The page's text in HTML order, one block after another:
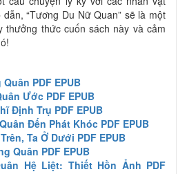
“Tương Du Nữ Quan” sẽ là một
thưởng thức cuốn sách này và cảm
PDF EPUB
Ước PDF EPUB
Định Trụ PDF EPUB
Đến Phát Khóc PDF EPUB
Ta Ở Dưới PDF EPUB
Quân PDF EPUB
Hệ Liệt: Thiết Hồn Ảnh PDF